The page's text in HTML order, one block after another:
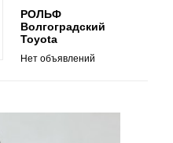
РОЛЬФ
Волгоградский
Toyota
Нет объявлений